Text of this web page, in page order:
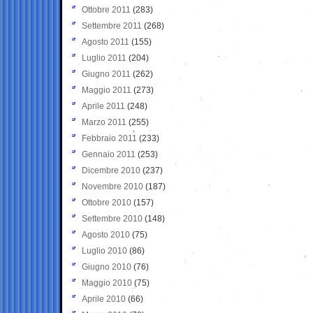
Ottobre 2011 (283)
Settembre 2011 (268)
Agosto 2011 (155)
Luglio 2011 (204)
Giugno 2011 (262)
Maggio 2011 (273)
Aprile 2011 (248)
Marzo 2011 (255)
Febbraio 2011 (233)
Gennaio 2011 (253)
Dicembre 2010 (237)
Novembre 2010 (187)
Ottobre 2010 (157)
Settembre 2010 (148)
Agosto 2010 (75)
Luglio 2010 (86)
Giugno 2010 (76)
Maggio 2010 (75)
Aprile 2010 (66)